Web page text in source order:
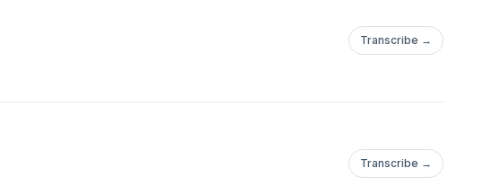
Transcribe →
Transcribe →